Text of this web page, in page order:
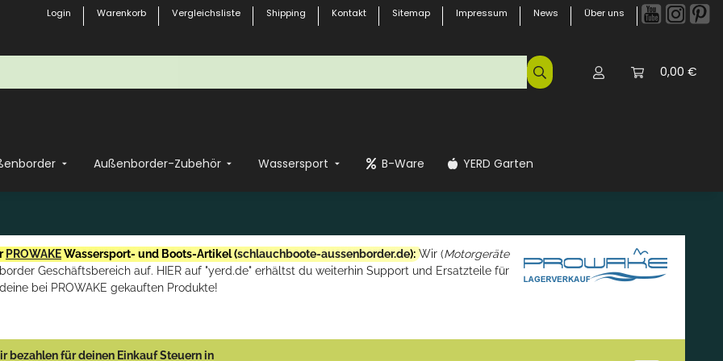
Login Warenkorb Vergleichsliste Shipping Kontakt Sitemap Impressum News Über uns
0,00 €
Außenborder-Zubehör Wassersport B-Ware YERD Garten
PROWAKEWassersport- und Boots-Artikel (schlauchboote-aussenborder.de): Wir (Motorgeräte
Geschäftsbereich auf. HIER auf "yerd.de" erhältst du weiterhin Support und Ersatzteile für
deine bei PROWAKE gekauften Produkte!
bezahlen für deinen Einkauf Steuern in